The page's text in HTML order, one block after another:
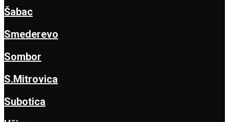
Šabac
Smederevo
Sombor
S.Mitrovica
Subotica